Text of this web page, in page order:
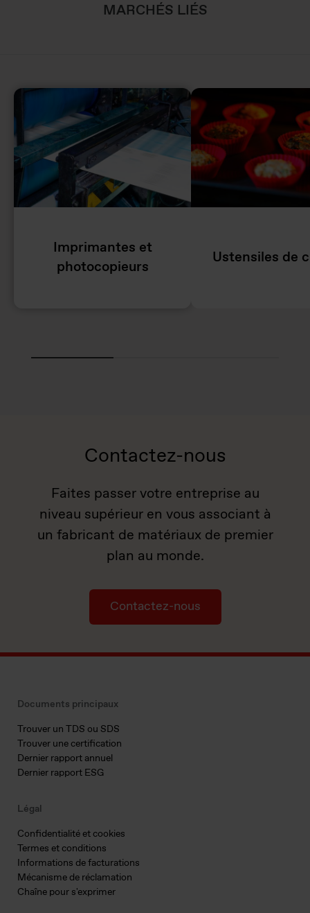
MARCHÉS LIÉS
Imprimantes et
photocopieurs
Ustensiles de
Contactez-nous
Faites passer votre entreprise au
niveau supérieur en vous associant à
un fabricant de matériaux de premier
plan au monde.
Contactez-nous
Documents principaux
Trouver un TDS ou SDS
Trouver une certification
Dernier rapport annuel
Dernier rapport ESG
Légal
Confidentialité et cookies
Termes et conditions
Informations de facturations
Mécanisme de réclamation
Chaîne pour s'exprimer